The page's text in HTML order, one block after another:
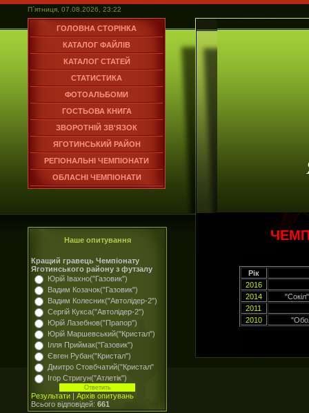
П`ятниця, 07.08.2026, 23:22
ГОЛОВНА СТОРІНКА
КАТАЛОГ ФАЙЛІВ
КАТАЛОГ СТАТЕЙ
СТАТИСТИКА
ФОТОАЛЬБОМИ
ГОСТЬОВА КНИГА
ЗВОРОТНІЙ ЗВ'ЯЗОК
ЯГОТИНСЬКИЙ РАЙОН
РЕГІОНАЛЬНІ ЧЕМПІОНАТИ
ОБЛАСНІ ЧЕМПІОНАТИ
Наше опитування
Кращий гравець Чемпіонату
Яготинського району з футзалу
Юрій Івахно("Газовик")
Вадим Козачок("Газовик")
Вадим Колесник("Автолідер-2")
Сергій Кукса("Автолідер-2")
Юрій Лазебнов("Прапор")
Юрій Маршевський("Кристал")
Ілля Приймак("Газовик")
Євген Рубан("Кристал")
Дмитро Стовбчатий("Кристал"
Ігор Стригун("Атлетік")
Результати | Архів опитувань
Всього відповідей: 661
Рік
2016
2014
2011
2010